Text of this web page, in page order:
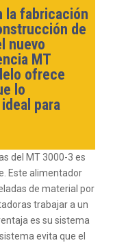
la fabricación
de
nuevo
MT
ofrece
lo
para
del MT 3000-3 es
Este alimentador
de material por
trabajar a un
es su sistema
evita que el